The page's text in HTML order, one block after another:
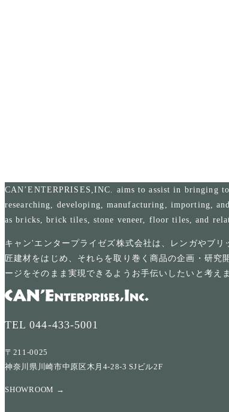
CAN’ENTERPRISES,INC. aims to assist in bringing
researching, developing, manufacturing, importing,
as bricks, brick tiles, stone veneer, floor tiles, and
キャン'エンタープライゼズ株式会社は、レンガやブ
匠建材をはじめ、それらを取り巻く商品の企画・研究
ージをそのまま実現できるようお手伝いしたいと考えま
TEL044-433-5001
〒211-0025
神奈川県川崎市中原区木月4-28-3 SJビル2F
SHOWROOM →